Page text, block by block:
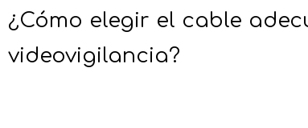
¿Cómo elegir el cable
videovigilancia?